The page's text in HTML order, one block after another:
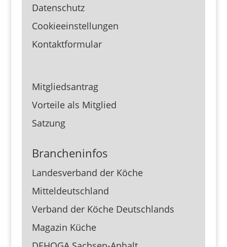
Datenschutz
Cookieeinstellungen
Kontaktformular
Mitgliedsantrag
Vorteile als Mitglied
Satzung
Brancheninfos
Landesverband der Köche
Mitteldeutschland
Verband der Köche Deutschlands
Magazin Küche